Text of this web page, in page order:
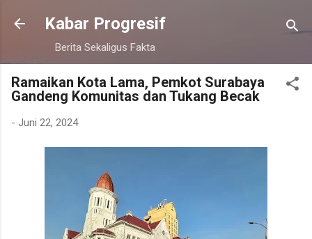
Langsung ke konten utama
Kabar Progresif
Berita Sekaligus Fakta
Ramaikan Kota Lama, Pemkot Surabaya
Gandeng Komunitas dan Tukang Becak
- Juni 22, 2024